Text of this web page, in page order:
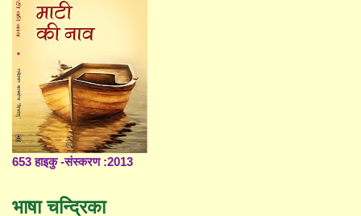
653 हाइकु -संस्करण :2013
भाषा चन्द्रिका